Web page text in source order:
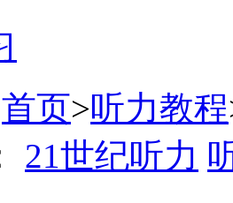
首页>听力教程
21世纪听力